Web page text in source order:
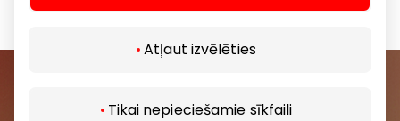
Atļaut izvēlēties
Tikai nepieciešamie sīkfaili
Pievienojieties mūsu kopienai